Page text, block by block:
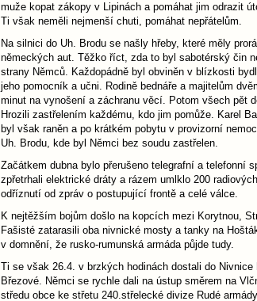
muže kopat zákopy v Lipinách a pomáhat jim odrazit
Ti však neměli nejmenší chuti, pomáhat nepřátelům.
Na silnici do Uh. Brodu se našly hřeby, které měly
německých aut. Těžko říct, zda to byl sabotérský čin
strany Němců. Každopádně byl obviněn v blízkosti
jeho pomocník a učni. Rodině bednáře a majitelům
minut na vynošení a záchranu věcí. Potom všech pět
Hrozili zastřelením každému, kdo jim pomůže. Karel
byl však raněn a po krátkém pobytu v provizorní
Uh. Brodu, kde byl Němci bez soudu zastřelen.
Začátkem dubna bylo přerušeno telegrafní a telefonní
zpřetrhali elektrické dráty a rázem umlklo 200
odříznutí od zpráv o postupující frontě a celé válce.
K nejtěžším bojům došlo na kopcích mezi Korytnou,
Fašisté zatarasili oba nivnické mosty a tanky na
v domnění, že rusko-rumunská armáda půjde tudy.
Ti se však 26.4. v brzkých hodinách dostali do Nivnice
Březové. Němci se rychle dali na ústup směrem na
středu obce ke střetu 240.střelecké divize Rudé